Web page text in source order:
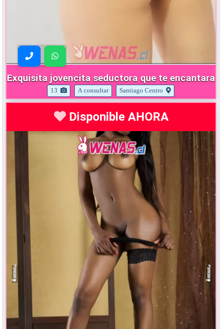
Exquisita jovencita seductora que te encantara
13 A consultar Santiago Centro
Disponible AHORA